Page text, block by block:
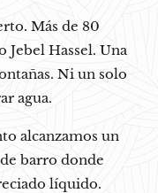
Más de 80
Hassel. Una
Ni un solo
agua.
alcanzamos un
barro donde
líquido.